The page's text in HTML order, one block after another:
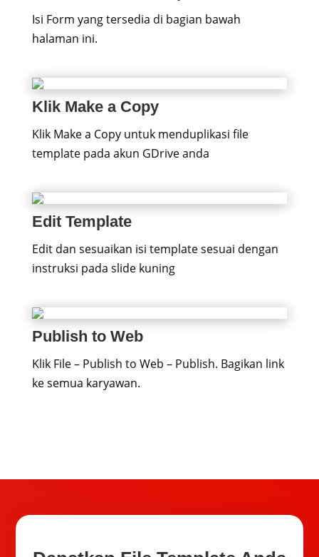
Isi Form yang tersedia di bagian bawah
halaman ini.
Klik Make a Copy
Klik Make a Copy untuk menduplikasi file
template pada akun GDrive anda
Edit Template
Edit dan sesuaikan isi template sesuai dengan
instruksi pada slide kuning
Publish to Web
Klik File – Publish to Web – Publish. Bagikan link
ke semua karyawan.